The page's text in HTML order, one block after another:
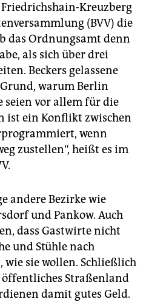
Friedrichshain-Kreuzberg
(BVV) die
das Ordnungsamt denn
als sich über drei
Beckers gelassene
warum Berlin
seien vor allem für die
ist ein Konflikt zwischen
wenn
zustellen“, heißt es im
andere Bezirke wie
und Pankow. Auch
dass Gastwirte nicht
und Stühle nach
sie wollen. Schließlich
Straßenland
damit gutes Geld.